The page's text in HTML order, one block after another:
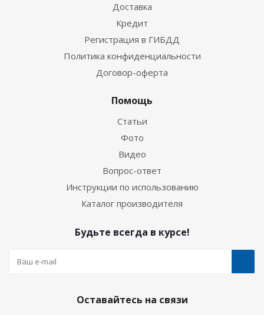
Доставка
Кредит
Регистрация в ГИБДД
Политика конфиденциальности
Договор-оферта
Помощь
Статьи
Фото
Видео
Вопрос-ответ
Инструкции по использованию
Каталог производителя
Будьте всегда в курсе!
Оставайтесь на связи